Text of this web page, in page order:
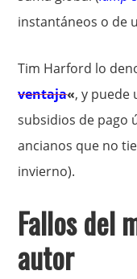
instantáneos o de
Tim Harford lo
ventaja«, y puede
subsidios de pago
ancianos que no
invierno).
Fallos del
autor